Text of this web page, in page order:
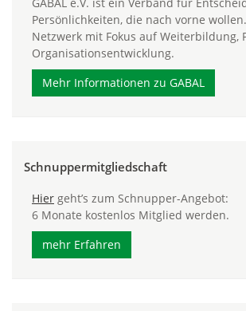
Persönlichkeiten, die nach vorne
Netzwerk mit Fokus auf Weiterbildung,
Organisationsentwicklung.
Mehr Informationen zu GABAL
Schnuppermitgliedschaft
Hier geht’s zum Schnupper-Angebot:
6 Monate kostenlos Mitglied werden.
mehr Erfahren